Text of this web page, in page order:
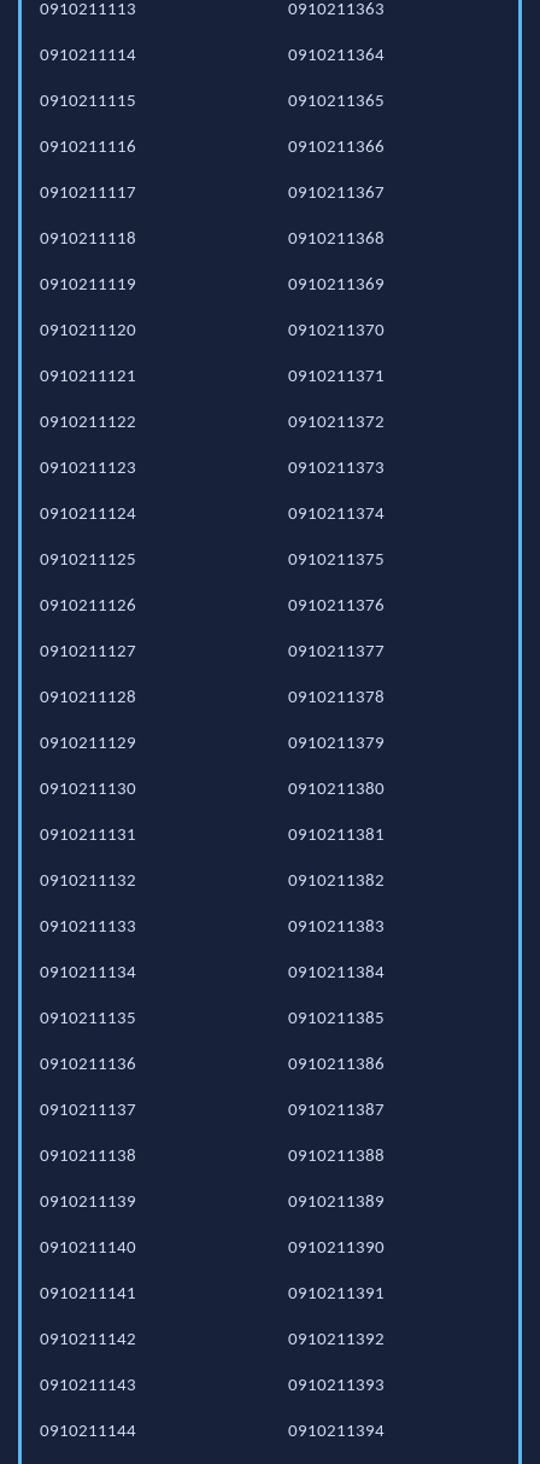
0910211113
0910211114
0910211115
0910211116
0910211117
0910211118
0910211119
0910211120
0910211121
0910211122
0910211123
0910211124
0910211125
0910211126
0910211127
0910211128
0910211129
0910211130
0910211131
0910211132
0910211133
0910211134
0910211135
0910211136
0910211137
0910211138
0910211139
0910211140
0910211141
0910211142
0910211143
0910211144
0910211363
0910211364
0910211365
0910211366
0910211367
0910211368
0910211369
0910211370
0910211371
0910211372
0910211373
0910211374
0910211375
0910211376
0910211377
0910211378
0910211379
0910211380
0910211381
0910211382
0910211383
0910211384
0910211385
0910211386
0910211387
0910211388
0910211389
0910211390
0910211391
0910211392
0910211393
0910211394